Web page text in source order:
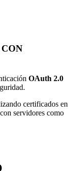
OAuth 2.0
certificados en
servidores como